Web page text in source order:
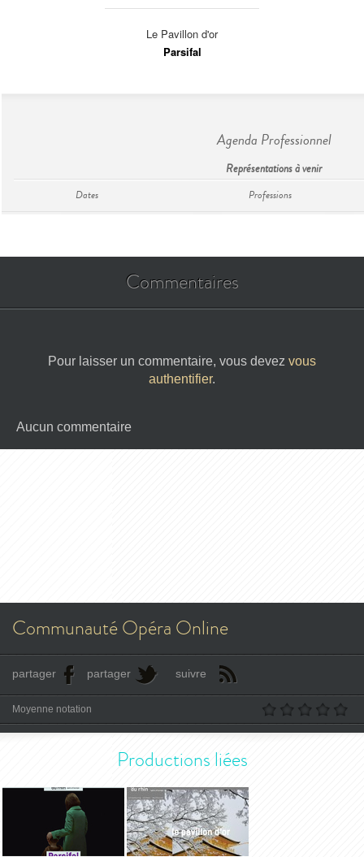
Le Pavillon d'or
Parsifal
Agenda Professionnel
Représentations à venir
Dates Professions
Commentaires
Pour laisser un commentaire, vous devez vous
authentifier.
Aucun commentaire
Communauté Opéra Online
partager partager suivre
Moyenne notation
Productions liées